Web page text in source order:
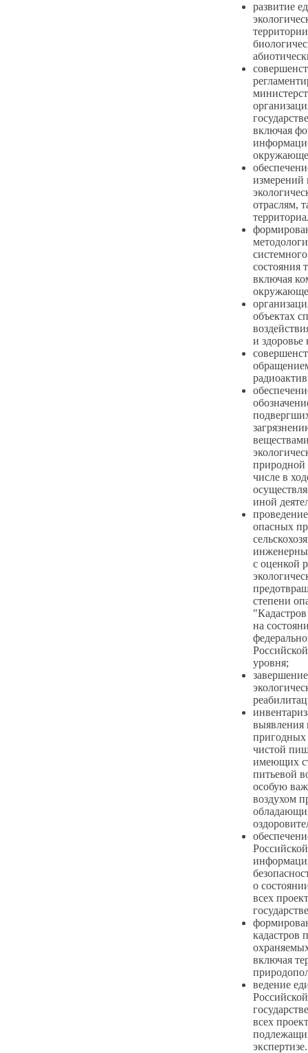
развитие
включая
измерений
отраслям,
состояния
включая
объектах
и здоровье
природной
числе в
иной
опасных
с оценкой
степени
на
уровня;
выявления
пригодных
чистой
имеющих
питьевой
особую
воздухом
о
всех
кадастров
включая
ведение
всех
экспертизе.